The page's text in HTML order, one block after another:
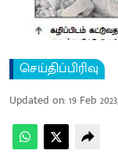
செய்திப்பிரிவு
Updated on:19 Feb